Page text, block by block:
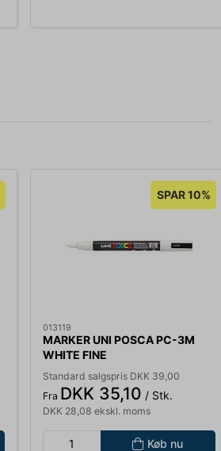
SPAR 10%
013119
MARKER UNI POSCA PC-3M
WHITE FINE
Standard salgspris DKK 39,00
Fra DKK 35,10 / Stk.
DKK 28,08 ekskl. moms
Køb nu